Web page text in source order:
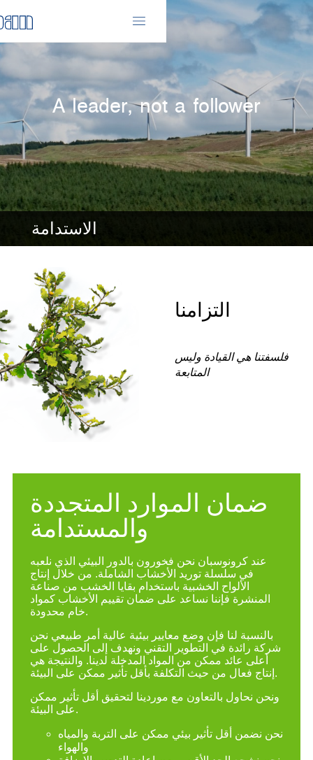
A leader, not a
القيادة وليس
الموارد المتجددة
والمستدامة
نحن فخورون بالدور البيئي الذي نلعبه
توريد الأخشاب الشاملة. من خلال إنتاج
الخشبية باستخدام بقايا الخشب من صناعة
فإننا نساعد على ضمان تقييم الأخشاب كمواد
لنا فإن وضع معايير بيئية عالية أمر طبيعي نحن
في التطوير التقني ونهدف إلى الحصول على
ممكن من المواد المدخلة لدينا. والنتيجة هي
بالتعاون مع موردينا لتحقيق أقل تأثير ممكن
تأثير بيئي ممكن على التربة والمياه